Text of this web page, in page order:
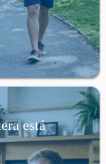
está